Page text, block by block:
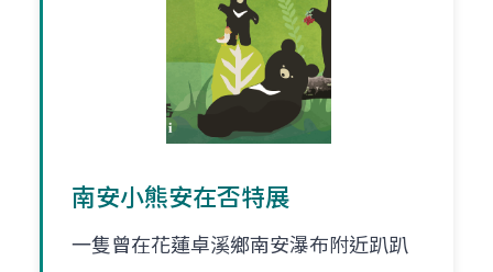
南安小熊安在否特展
一隻曾在花蓮卓溪鄉南安瀑布附近趴趴